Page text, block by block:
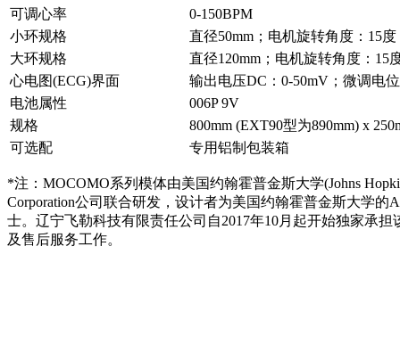
可调心率
0-150BPM
小环规格
直径50mm；电机旋转角度：15度
大环规格
直径120mm；电机旋转角度：15
心电图(ECG)界面
输出电压DC：0-50mV；微调电
电池属性
006P 9V
规格
800mm (EXT90型为890mm) x
可选配
专用铝制包装箱
*注：MOCOMO系列模体由美国约翰霍普金斯大学(Johns
Corporation公司联合研发，设计者为美国约翰霍普金斯大学的
士。辽宁飞勒科技有限责任公司自2017年10月起开始独家承
及售后服务工作。